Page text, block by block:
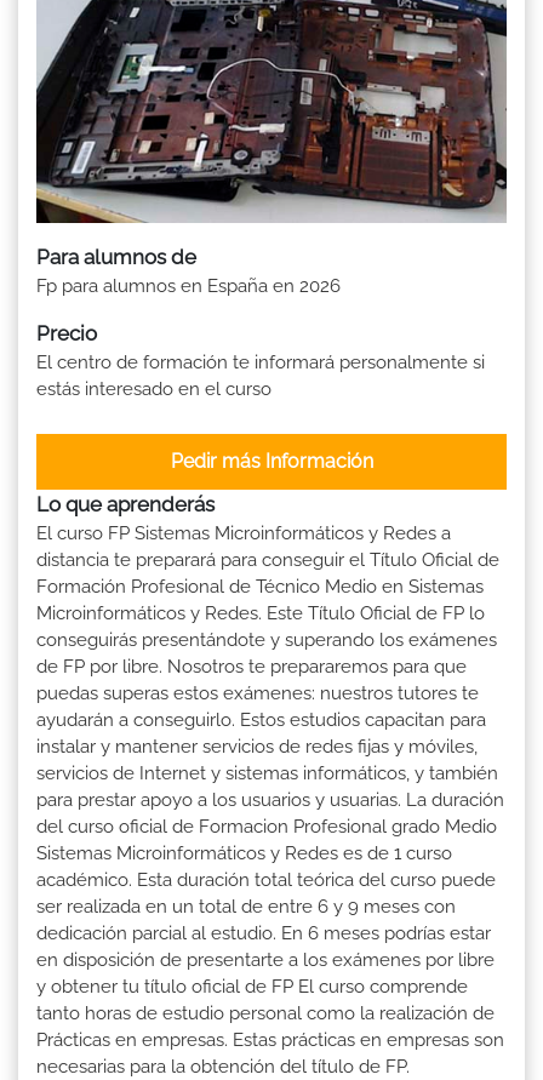
Para alumnos de
Fp para alumnos en España en 2026
Precio
El centro de formación te informará personalmente si
estás interesado en el curso
Pedir más Información
Lo que aprenderás
El curso FP Sistemas Microinformáticos y Redes a
distancia te preparará para conseguir el Título Oficial de
Formación Profesional de Técnico Medio en Sistemas
Microinformáticos y Redes. Este Título Oficial de FP lo
conseguirás presentándote y superando los exámenes
de FP por libre. Nosotros te prepararemos para que
puedas superas estos exámenes: nuestros tutores te
ayudarán a conseguirlo. Estos estudios capacitan para
instalar y mantener servicios de redes fijas y móviles,
servicios de Internet y sistemas informáticos, y también
para prestar apoyo a los usuarios y usuarias. La duración
del curso oficial de Formacion Profesional grado Medio
Sistemas Microinformáticos y Redes es de 1 curso
académico. Esta duración total teórica del curso puede
ser realizada en un total de entre 6 y 9 meses con
dedicación parcial al estudio. En 6 meses podrías estar
en disposición de presentarte a los exámenes por libre
y obtener tu título oficial de FP El curso comprende
tanto horas de estudio personal como la realización de
Prácticas en empresas. Estas prácticas en empresas son
necesarias para la obtención del título de FP.